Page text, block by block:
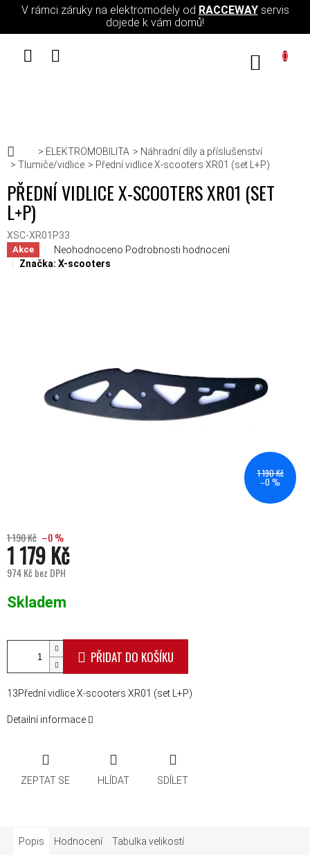
Přejít na obsah
V rámci záruky na elektromodely od RACCEWAYservis
dojede k vám domů!
Domů
ELEKTROMOBILITA
Náhradní díly a příslušenství
Tlumiče/vidlice
Přední vidlice X-scooters XR01 (set L+P)
PŘEDNÍ VIDLICE X-SCOOTERS XR01 (SET
L+P)
XSC-XR01P33
Akce Průměrné hodnocení produktu je 0,0 z 5 hvězdiček.
Neohodnoceno Podrobnosti hodnocení
Značka: X-scooters
1 190 Kč
–0 %
1 190 Kč –0 %
1 179 Kč
974 Kč bez DPH
Skladem
PŘIDAT DO KOŠÍKU
13Přední vidlice X-scooters XR01 (set L+P)
Detailní informace
ZEPTAT SE HLÍDAT SDÍLET
Popis Hodnocení Tabulka velikostí